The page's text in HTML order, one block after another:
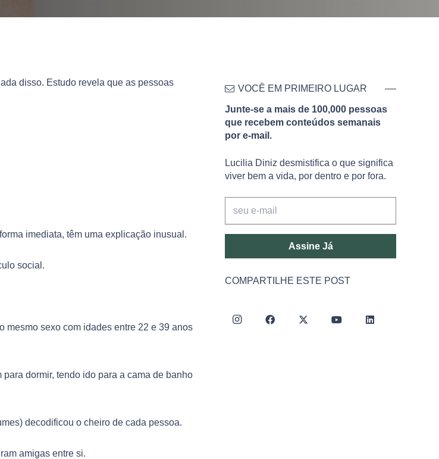
disso. Estudo revela que as pessoas
imediata, têm uma explicação inusual.
social.
mesmo sexo com idades entre 22 e 39 anos
dormir, tendo ido para a cama de banho
decodificou o cheiro de cada pessoa.
amigas entre si.
VOCÊ EM PRIMEIRO LUGAR
Junte-se a mais de 100,000 pessoas
que recebem conteúdos semanais
por e-mail.
Lucilia Diniz desmistifica o que significa
viver bem a vida, por dentro e por fora.
Assine Já
COMPARTILHE ESTE POST